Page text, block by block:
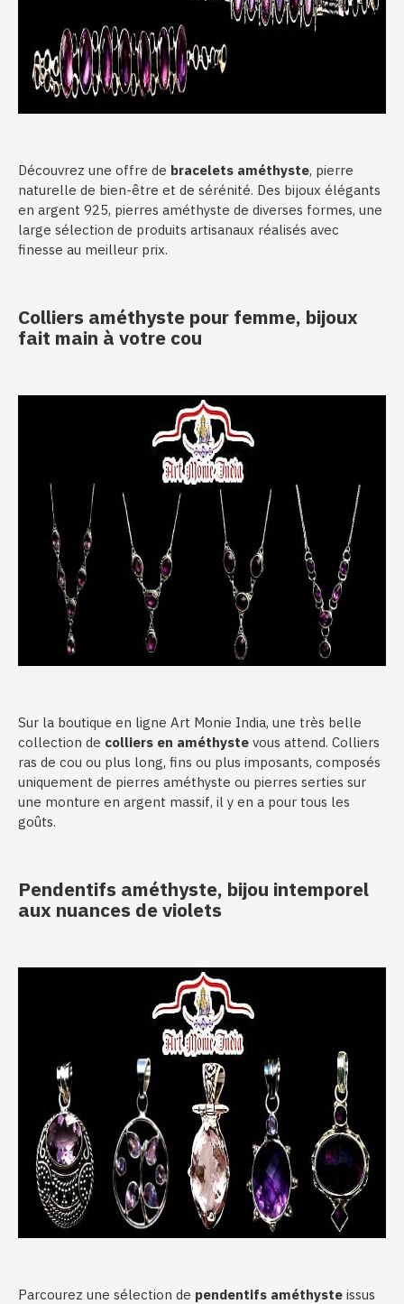
Découvrez une offre de bracelets améthyste, pierre
naturelle de bien-être et de sérénité. Des bijoux élégants
en argent 925, pierres améthyste de diverses formes, une
large sélection de produits artisanaux réalisés avec
finesse au meilleur prix.
Colliers améthyste pour femme, bijoux
fait main à votre cou
Sur la boutique en ligne Art Monie India, une très belle
collection de colliers en améthyste vous attend. Colliers
ras de cou ou plus long, fins ou plus imposants, composés
uniquement de pierres améthyste ou pierres serties sur
une monture en argent massif, il y en a pour tous les
goûts.
Pendentifs améthyste, bijou intemporel
aux nuances de violets
Parcourez une sélection de pendentifs améthyste issus